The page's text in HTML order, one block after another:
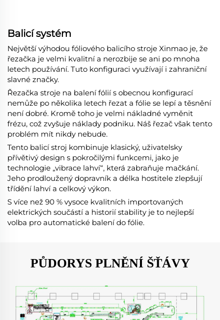
Balicí systém
Největší výhodou fóliového balicího stroje Xinmao je, že
řezačka je velmi kvalitní a nerozbije se ani po mnoha
letech používání. Tuto konfiguraci využívají i zahraniční
slavné značky.
Řezačka stroje na balení fólií s obecnou konfigurací
nemůže po několika letech řezat a fólie se lepí a těsnění
není dobré. Kromě toho je velmi nákladné vyměnit
frézu, což zvyšuje náklady podniku. Náš řezač však tento
problém mít nikdy nebude.
Tento balicí stroj kombinuje klasický, uživatelsky
přívětivý design s pokročilými funkcemi, jako je
technologie „vibrace lahví“, která zabraňuje mačkání.
Jeho prodloužený dopravník a délka hostitele zlepšují
třídění lahví a celkový výkon.
S více než 90 % vysoce kvalitních importovaných
elektrických součástí a historií stability je to nejlepší
volba pro automatické balení do fólie.
PŮDORYS PLNĚNÍ ŠŤÁVY